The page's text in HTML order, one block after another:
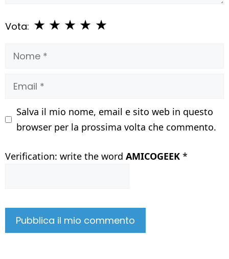
Vota: ★
★
★
★
★
Nome
Email
Salva il mio nome, email e sito web in questo
browser per la prossima volta che commento.
Verification: write the word AMICOGEEK *